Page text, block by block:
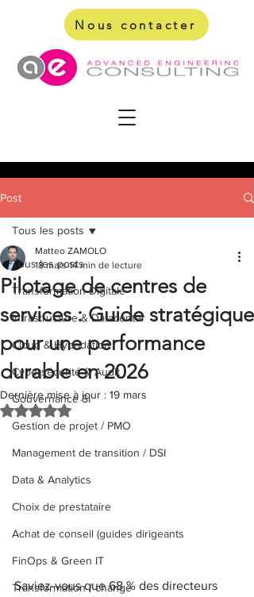
Nous contacter
Post
Tous les posts
Transformation Digitale
Infrastructure & Datacenter
Cloud & Hybridation
Cybersécurité & Audit
Gouvernance SI
Gestion de projet / PMO
Management de transition / DSI
Data & Analytics
Choix de prestataire
Achat de conseil (guides dirigeants
FinOps & Green IT
Transformation / change
Tous les posts
Pilotage de centres de
services : Guide stratégique
pour une performance
durable en 2026
Matteo ZAMOLO
18 mars 14 min de lecture
Dernière mise à jour : 19 mars
Noté NaN étoiles sur 5.
Saviez-vous que 68 % des directeurs